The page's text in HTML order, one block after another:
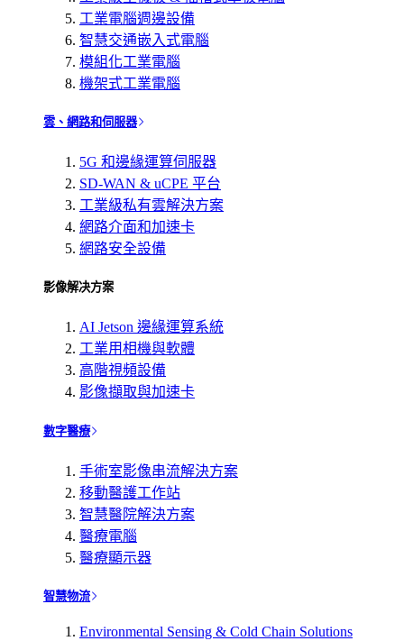
工業電腦週邊設備
智慧交通嵌入式電腦
模組化工業電腦
機架式工業電腦
雲、網路和伺服器
5G 和邊緣運算伺服器
SD-WAN & uCPE 平台
工業級私有雲解決方案
網路介面和加速卡
網路安全設備
影像解决方案
AI Jetson 邊緣運算系統
工業用相機與軟體
高階視頻設備
影像擷取與加速卡
數字醫療
手術室影像串流解決方案
移動醫護工作站
智慧醫院解決方案
醫療電腦
醫療顯示器
智慧物流
Environmental Sensing & Cold Chain Solutions